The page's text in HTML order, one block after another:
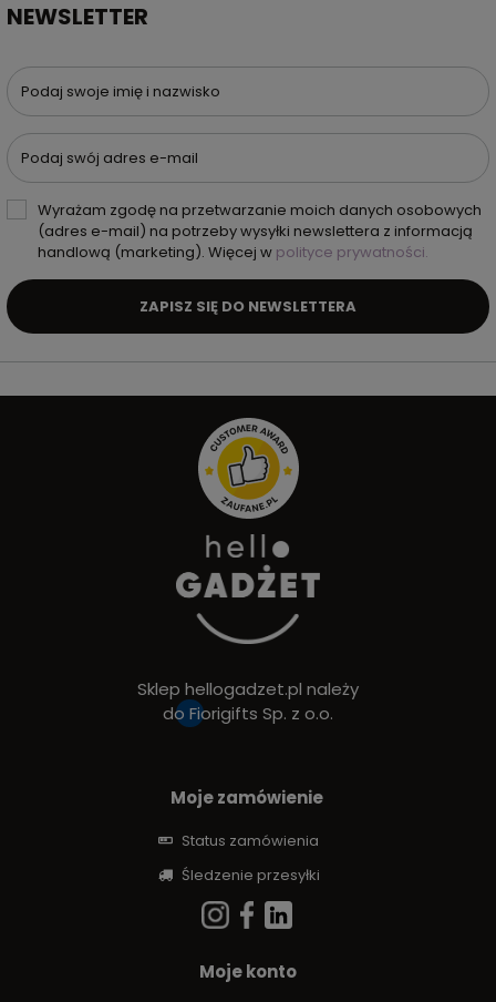
NEWSLETTER
Podaj swoje imię i nazwisko
Podaj swój adres e-mail
Wyrażam zgodę na przetwarzanie moich danych osobowych
(adres e-mail) na potrzeby wysyłki newslettera z informacją
handlową (marketing). Więcej w polityce prywatności.
ZAPISZ SIĘ DO NEWSLETTERA
Sklep hellogadzet.pl należy
do Fiorigifts Sp. z o.o.
Moje zamówienie
Status zamówienia
Śledzenie przesyłki
Moje konto